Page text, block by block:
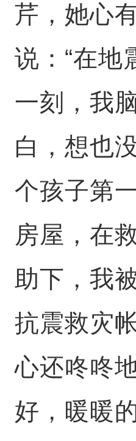
芹，她心
说：“在地
一刻，我
白，想也
个孩子第
房屋，在
助下，我
抗震救灾
心还咚咚
好，暖暖